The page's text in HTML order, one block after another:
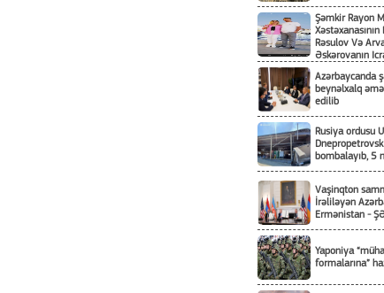
Şəmkir Rayon
Rəsulov Və
Əskərovanın
Ölümü Ilə
Prokrurluğunda
Azərbaycanda
beynəlxalq
edilib
Rusiya ordusu
bombalayıb, 5
Vaşinqton
İrəliləyən
Ermənistan -
Yaponiya
formalarına”